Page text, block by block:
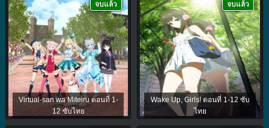
Virtual-san wa Miteiru ตอนที่ 1-
12 ซับไทย
จบแล้ว
Wake Up, Girls! ตอนที่ 1-12 ซับ
ไทย
จบแล้ว